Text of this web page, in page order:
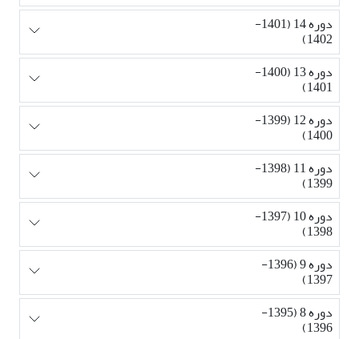
دوره 14 (1401-
1402)
دوره 13 (1400-
1401)
دوره 12 (1399-
1400)
دوره 11 (1398-
1399)
دوره 10 (1397-
1398)
دوره 9 (1396-
1397)
دوره 8 (1395-
1396)